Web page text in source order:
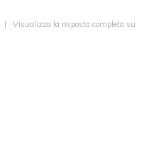
| Visualizza la risposta completa su